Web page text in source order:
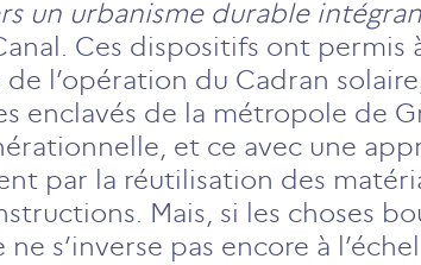
un urbanisme durable
Ces dispositifs ont permis
de l’opération du Cadran
enclavés de la métropole de
et ce avec une
par la réutilisation des
Mais, si les choses
s’inverse pas encore à